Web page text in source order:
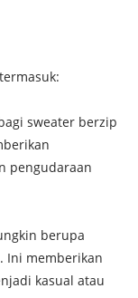
sweater berzip
pengudaraan
berupa
Ini memberikan
kasual atau